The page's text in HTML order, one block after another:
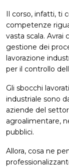
Il corso, infatti, ti
competenze
vasta scala.
gestione dei
lavorazione
per il controllo
Gli sbocchi
industriale sono
aziende del
agroalimentare,
pubblici.
Allora, cosa ne